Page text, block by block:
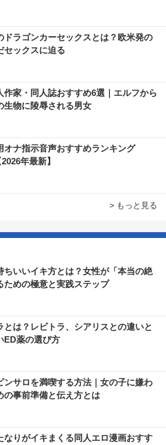
ドラゴンカーセックスとは？欧米発の
セックスに迫る
作家・同人誌おすすめ6選｜エルフから
生物に陵辱される男女
オナ指示音声おすすめランキング
年最新】
> もっと見る
ちいいイキ方とは？女性が「本当の絶
ための極意と実践ステップ
とは？レビトラ、シアリスとの違いと
ED薬の選び方
ンサロを満喫する方法｜女の子に嫌わ
の事前準備と伝え方とは
なりがイキまくる同人エロ漫画おすす